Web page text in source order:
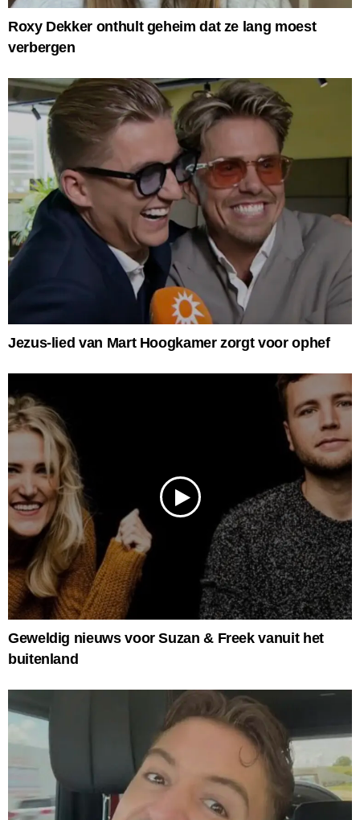
Roxy Dekker onthult geheim dat ze lang moest
verbergen
Jezus-lied van Mart Hoogkamer zorgt voor ophef
Geweldig nieuws voor Suzan & Freek vanuit het
buitenland